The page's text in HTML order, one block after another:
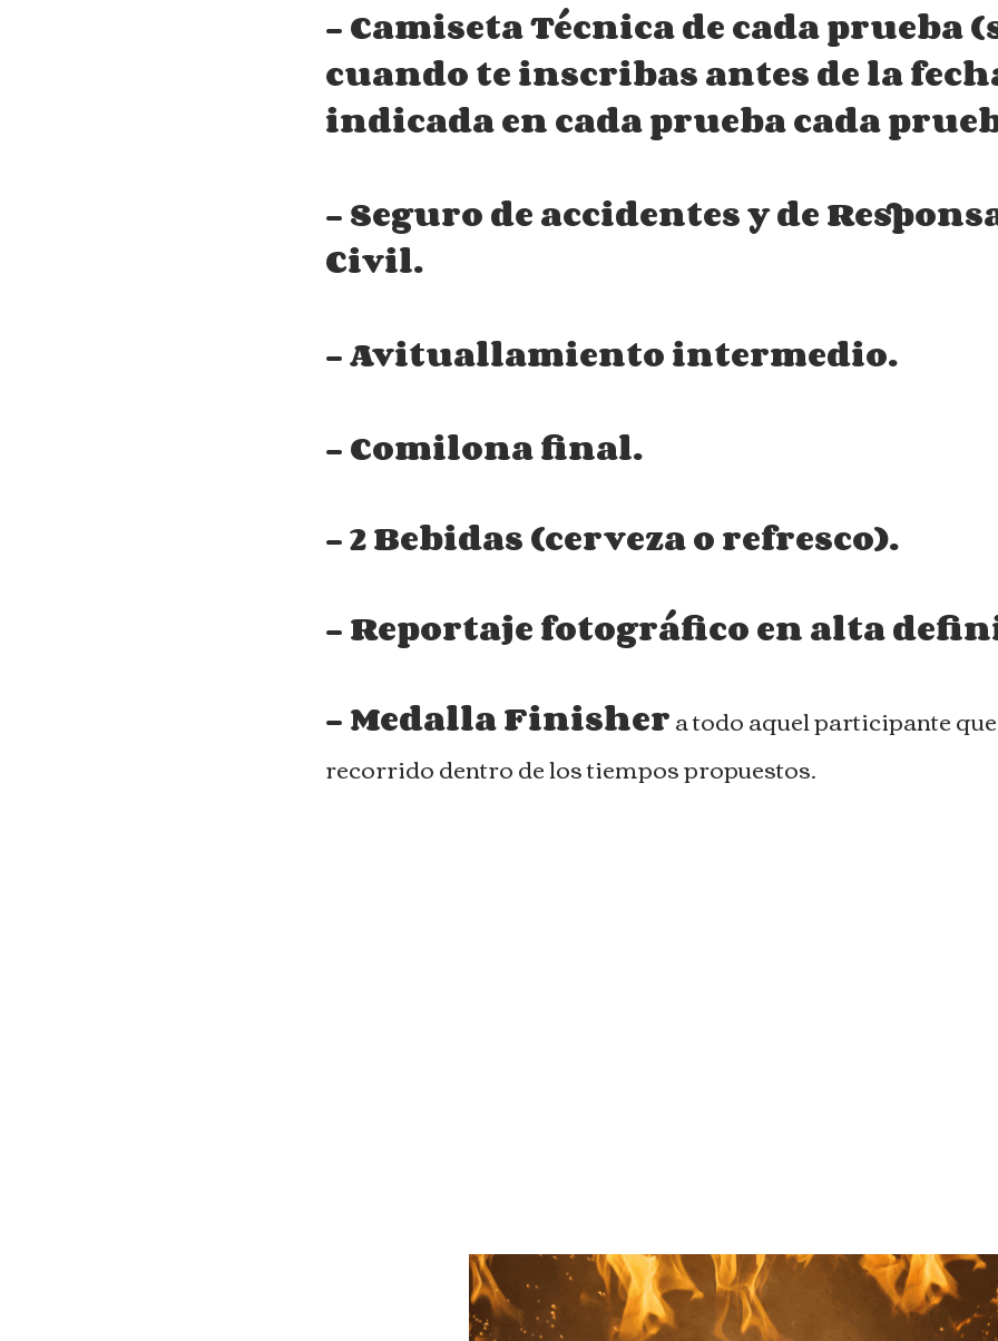
- Camiseta Técnica de cada prueba
cuando te inscribas antes de la
indicada en cada prueba cada
- Seguro de accidentes y de
Civil.
- Avituallamiento intermedio.
- Comilona final.
- 2 Bebidas (cerveza o refresco).
- Reportaje fotográfico en alta
- Medalla Finishera todo aquel participante
recorrido dentro de los tiempos propuestos.